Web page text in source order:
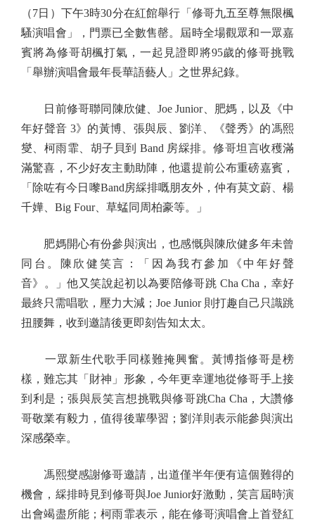
（7日）下午3時30分在紅館舉行「修哥九五至尊無限楓
騷演唱會」，門票已全數售罄。屆時全場觀眾和一眾嘉
賓將為修哥胡楓打氣，一起見證即將95歲的修哥挑戰
「舉辦演唱會最年長華語藝人」之世界紀錄。
日前修哥聯同陳欣健、Joe Junior、肥媽，以及《中
年好聲音 3》的黃博、張與辰、劉洋、《聲秀》的馮熙
燮、柯雨霏、胡子貝到 Band 房綵排。修哥坦言收穫滿
滿驚喜，不少好友主動助陣，他還提前公布重磅嘉賓，
「除咗有今日嚟Band房綵排嘅朋友外，仲有莫文蔚、楊
千嬅、Big Four、草蜢同周柏豪等。」
肥媽開心有份參與演出，也感慨與陳欣健多年未曾
同台。陳欣健笑言：「因為我冇參加《中年好聲
音》。」他又笑說起初以為要陪修哥跳 Cha Cha，幸好
最終只需唱歌，壓力大減；Joe Junior 則打趣自己只識跳
扭腰舞，收到邀請後更即刻告知太太。
一眾新生代歌手同樣難掩興奮。黃博指修哥是榜
樣，難忘其「財神」形象，今年更幸運地從修哥手上接
到利是；張與辰笑言想挑戰與修哥跳Cha Cha，大讚修
哥敬業有毅力，值得後輩學習；劉洋則表示能參與演出
深感榮幸。
馮熙燮感謝修哥邀請，出道僅半年便有這個難得的
機會，綵排時見到修哥與Joe Junior好激動，笑言屆時演
出會竭盡所能；柯雨霏表示，能在修哥演唱會上首登紅